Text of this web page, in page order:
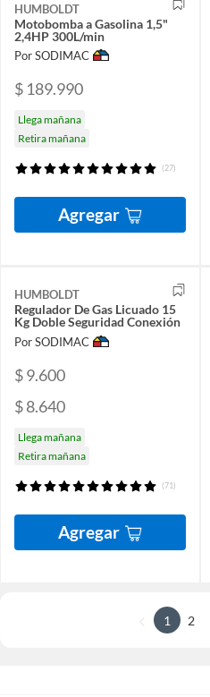
HUMBOLDT
Motobomba a Gasolina 1,5"
2,4HP 300L/min
Por SODIMAC
$ 189.990
Llega mañana
Retira mañana
(27)
Agregar
HUMBOLDT
Regulador De Gas Licuado 15
Kg Doble Seguridad Conexión
Por SODIMAC
$ 9.600
$ 8.640
Llega mañana
Retira mañana
(71)
Agregar
1 2